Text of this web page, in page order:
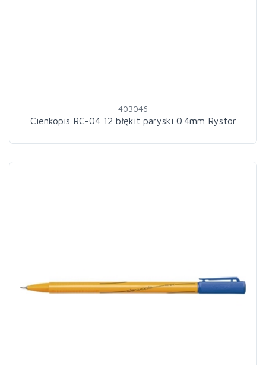
403046
Cienkopis RC-04 12 błękit paryski 0.4mm Rystor